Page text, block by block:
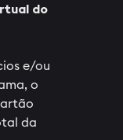
do
e/ou
o
da